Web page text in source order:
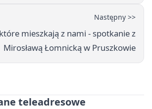
Następny >>
mieszkają z nami - spotkanie z
Mirosławą Łomnicką w Pruszkowie
teleadresowe